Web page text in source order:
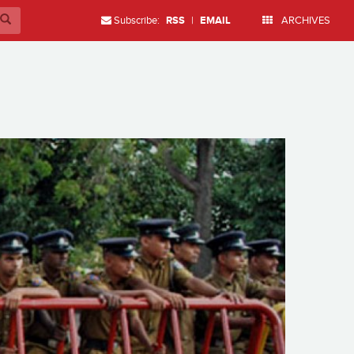
Subscribe: RSS | EMAIL ARCHIVES